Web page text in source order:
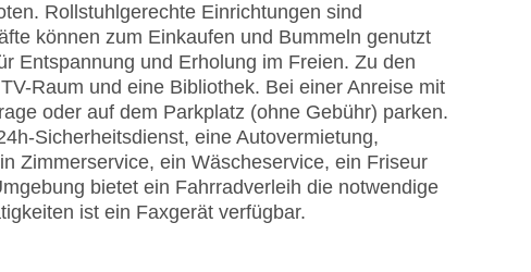
Rollstuhlgerechte Einrichtungen sind
können zum Einkaufen und Bummeln genutzt
Entspannung und Erholung im Freien. Zu den
Raum und eine Bibliothek. Bei einer Anreise mit
oder auf dem Parkplatz (ohne Gebühr) parken.
Sicherheitsdienst, eine Autovermietung,
Zimmerservice, ein Wäscheservice, ein Friseur
bietet ein Fahrradverleih die notwendige
ist ein Faxgerät verfügbar.